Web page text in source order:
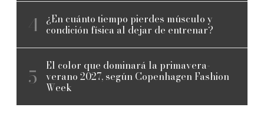
¿En cuánto tiempo pierdes músculo y
condición física al dejar de entrenar?
El color que dominará la primavera-
verano 2027, según Copenhagen Fashion
Week